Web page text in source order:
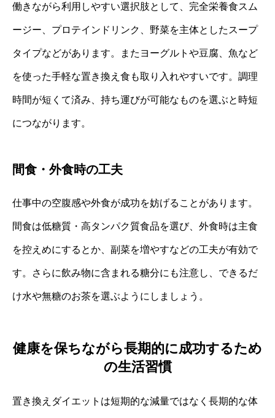
働きながら利用しやすい選択肢として、完全栄養食スム
ージー、プロテインドリンク、野菜を主体としたスープ
タイプなどがあります。またヨーグルトや豆腐、魚など
を使った手軽な置き換え食も取り入れやすいです。調理
時間が短くて済み、持ち運びが可能なものを選ぶと時短
につながります。
間食・外食時の工夫
仕事中の空腹感や外食が成功を妨げることがあります。
間食は低糖質・高タンパク質食品を選び、外食時は主食
を控えめにするとか、副菜を増やすなどの工夫が有効で
す。さらに飲み物に含まれる糖分にも注意し、できるだ
け水や無糖のお茶を選ぶようにしましょう。
健康を保ちながら長期的に成功するため
の生活習慣
置き換えダイエットは短期的な減量ではなく長期的な体